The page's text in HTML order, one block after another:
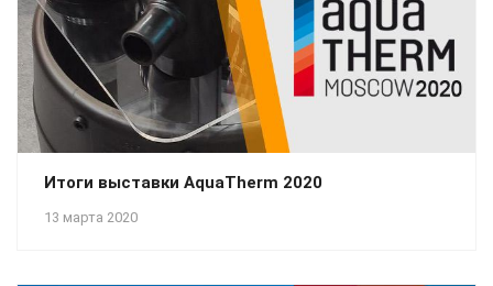
13 марта 2020
Итоги выставки AquaTherm 2020